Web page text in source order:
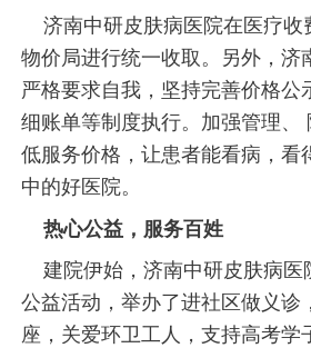
济南中研皮肤病医院在医疗收
物价局进行统一收取。另外，济
严格要求自我，坚持完善价格公
细账单等制度执行。加强管理、
低服务价格，让患者能看病，看
中的好医院。
热心公益，服务百姓
建院伊始，济南中研皮肤病医
公益活动，举办了进社区做义诊
座，关爱环卫工人，支持高考学